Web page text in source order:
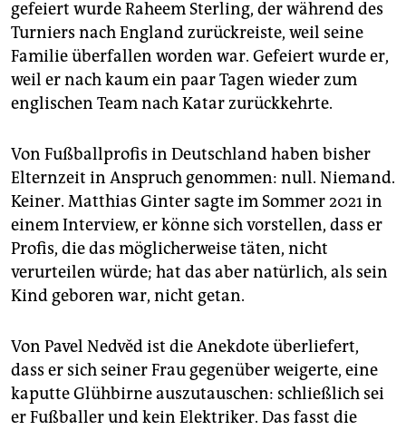
gefeiert wurde Raheem Sterling, der während des
Turniers nach England zurückreiste, weil seine
Familie überfallen worden war. Gefeiert wurde er,
weil er nach kaum ein paar Tagen wieder zum
englischen Team nach Katar zurückkehrte.
Von Fußballprofis in Deutschland haben bisher
Elternzeit in Anspruch genommen: null. Niemand.
Keiner. Matthias Ginter sagte im Sommer 2021 in
einem Interview, er könne sich vorstellen, dass er
Profis, die das möglicherweise täten, nicht
verurteilen würde; hat das aber natürlich, als sein
Kind geboren war, nicht getan.
Von Pavel Nedvěd ist die Anekdote überliefert,
dass er sich seiner Frau gegenüber weigerte, eine
kaputte Glühbirne auszutauschen: schließlich sei
er Fußballer und kein Elektriker. Das fasst die